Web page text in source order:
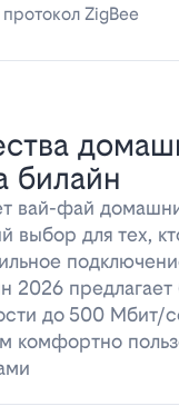
ZigBee
билайн
вай-фай
выбор для тех,
2026
до 500 Мбит/
комфортно